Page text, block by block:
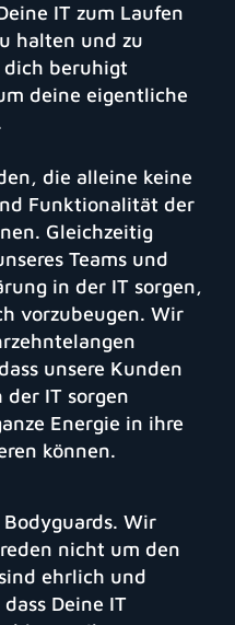
IT zum Laufen
halten und zu
beruhigt
deine eigentliche
die alleine keine
Funktionalität der
Gleichzeitig
Teams und
in der IT sorgen,
vorzubeugen. Wir
unsere Kunden
IT sorgen
Energie in ihre
können.
Wir
nicht um den
ehrlich und
Deine IT